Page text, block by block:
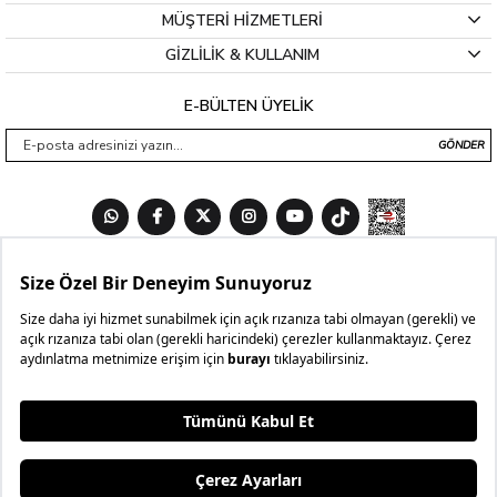
MÜŞTERİ HİZMETLERİ
GİZLİLİK & KULLANIM
E-BÜLTEN ÜYELİK
GÖNDER